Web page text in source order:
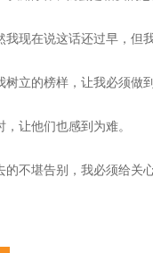
现在说这话还过早，但我
立的榜样，让我必须做
让他们也感到为难。
不堪告别，我必须给关